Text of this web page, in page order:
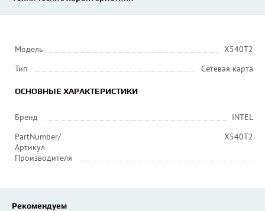
Модель
X540T2
Тип
Сетевая карта
ОСНОВНЫЕ ХАРАКТЕРИСТИКИ
Бренд
INTEL
PartNumber/
Артикул
Производителя
X540T2
Рекомендуем